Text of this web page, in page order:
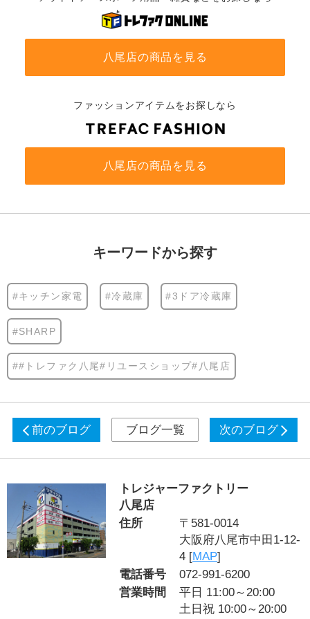
八尾店の商品を見る
ファッションアイテムをお探しなら
八尾店の商品を見る
キーワードから探す
#キッチン家電 #冷蔵庫 #3ドア冷蔵庫
#SHARP
##トレファク八尾#リユースショップ#八尾店
前のブログ ブログ一覧 次のブログ
トレジャーファクトリー
八尾店
住所
〒581-0014
大阪府八尾市中田1-12-
4 [MAP]
電話番号
072-991-6200
営業時間
平日 11:00～20:00
土日祝 10:00～20:00